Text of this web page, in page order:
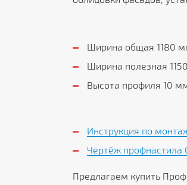
Ширина общая 1180
Ширина полезная
Высота профиля 10
Инструкция по
Чертёж профнастила
Предлагаем купить